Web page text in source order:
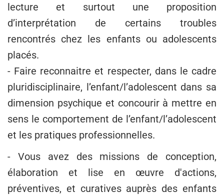
lecture et surtout une proposition
d’interprétation de certains troubles
rencontrés chez les enfants ou adolescents
placés.
- Faire reconnaitre et respecter, dans le cadre
pluridisciplinaire, l’enfant/l’adolescent dans sa
dimension psychique et concourir à mettre en
sens le comportement de l’enfant/l’adolescent
et les pratiques professionnelles.
- Vous avez des missions de conception,
élaboration et lise en œuvre d'actions,
préventives, et curatives auprès des enfants